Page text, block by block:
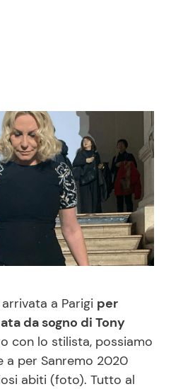
Cucina e Ricette
Consigli di Cucina
Dolci
Primi Piatti
Ricette Facili e Veloci
a Parigi per
da sogno di Tony
con lo stilista, possiamo
a per Sanremo 2020
abiti (foto). Tutto al